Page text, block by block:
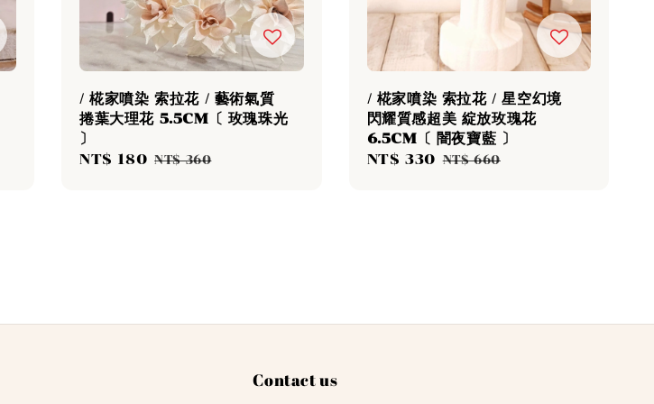
/ 椛家噴染 索拉花 / 藝術氣質
捲葉大理花 5.5CM〔 玫瑰珠光
〕
Sale
NT$ 180 Regular
NT$ 360
/ 椛家噴染 索拉花 / 星空幻境
閃耀質感超美 綻放玫瑰花
6.5CM〔 闇夜寶藍 〕
Sale
NT$ 330 Regular
NT$ 660
Contact us